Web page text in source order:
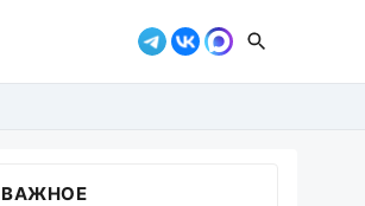
ВАЖНОЕ